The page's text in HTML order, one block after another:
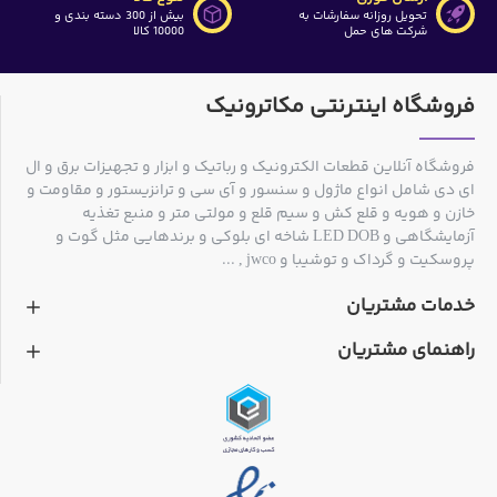
همچنین این کالا در خریدهای عمده شامل تخفیف می باشد که
مقدار این تخفیف در ذیل قیمت پایه درج گردیده است
تحویل روزانه سفارشات به
شرکت های حمل
بیش از 300 دسته بندی و
10000 کالا
فروشگاه اینترنتی مکاترونیک
فروشگاه آنلاین قطعات الکترونیک و رباتیک و ابزار و تجهیزات برق و ال
ای دی شامل انواع ماژول و سنسور و آی سی و ترانزیستور و مقاومت و
خازن و هویه و قلع کش و سیم قلع و مولتی متر و منبع تغذیه
آزمایشگاهی و LED DOB شاخه ای بلوکی و برندهایی مثل گوت و
پروسکیت و گرداک و توشیبا و jwco , ...
خدمات مشتریان
راهنمای مشتریان